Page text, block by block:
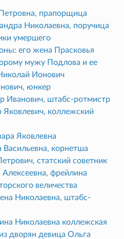
прапорщица
Николаевна, поручица
умершего
его жена Прасковья
мужу Подлова и ее
Ионович
юнкер
Иванович, штабс-ротмистр
коллежский
Яковлевна
Васильевна, корнетша
статский советник
Алексеевна, фрейлина
величества
Николаевна, штабс-
Николаевна коллежская
дворян девица Ольга